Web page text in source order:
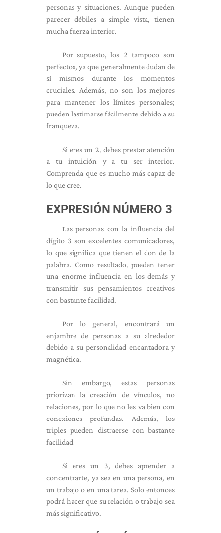
personas y situaciones. Aunque pueden
parecer débiles a simple vista, tienen
mucha fuerza interior.
Por supuesto, los 2 tampoco son
perfectos, ya que generalmente dudan de
sí mismos durante los momentos
cruciales. Además, no son los mejores
para mantener los límites personales;
pueden lastimarse fácilmente debido a su
franqueza.
Si eres un 2, debes prestar atención
a tu intuición y a tu ser interior.
Comprenda que es mucho más capaz de
lo que cree.
EXPRESIÓN NÚMERO 3
Las personas con la influencia del
dígito 3 son excelentes comunicadores,
lo que significa que tienen el don de la
palabra. Como resultado, pueden tener
una enorme influencia en los demás y
transmitir sus pensamientos creativos
con bastante facilidad.
Por lo general, encontrará un
enjambre de personas a su alrededor
debido a su personalidad encantadora y
magnética.
Sin embargo, estas personas
priorizan la creación de vínculos, no
relaciones, por lo que no les va bien con
conexiones profundas. Además, los
triples pueden distraerse con bastante
facilidad.
Si eres un 3, debes aprender a
concentrarte, ya sea en una persona, en
un trabajo o en una tarea. Solo entonces
podrá hacer que su relación o trabajo sea
más significativo.